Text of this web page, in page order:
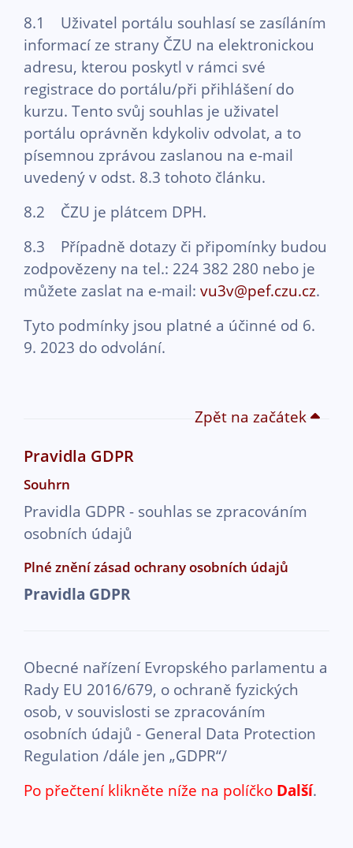
8.1 Uživatel portálu souhlasí se zasíláním
informací ze strany ČZU na elektronickou
adresu, kterou poskytl v rámci své
registrace do portálu/při přihlášení do
kurzu. Tento svůj souhlas je uživatel
portálu oprávněn kdykoliv odvolat, a to
písemnou zprávou zaslanou na e-mail
uvedený v odst. 8.3 tohoto článku.
8.2 ČZU je plátcem DPH.
8.3 Případně dotazy či připomínky budou
zodpovězeny na tel.: 224 382 280 nebo je
můžete zaslat na e-mail: vu3v@pef.czu.cz.
Tyto podmínky jsou platné a účinné od 6.
9. 2023 do odvolání.
Zpět na začátek
Pravidla GDPR
Souhrn
Pravidla GDPR - souhlas se zpracováním
osobních údajů
Plné znění zásad ochrany osobních údajů
Pravidla GDPR
Obecné nařízení Evropského parlamentu a
Rady EU 2016/679, o ochraně fyzických
osob, v souvislosti se zpracováním
osobních údajů - General Data Protection
Regulation /dále jen „GDPR“/
Po přečtení klikněte níže na políčko Další.